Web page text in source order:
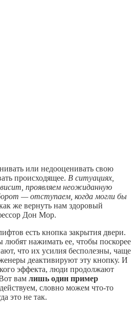
или недооценивать свою
происходящее. В ситуациях,
проявляем неожиданную
— отступаем, когда могли бы
же вернуть нам здоровый
Дон Мор.
есть кнопка закрытия двери.
нажимать ее, чтобы поскорее
что их усилия бесполезны, чаще
деактивируют эту кнопку. И
эффекта, люди продолжают
вам лишь один пример
словно можем что-то
это не так.